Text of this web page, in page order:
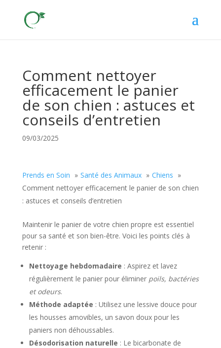
Comment nettoyer
efficacement le panier
de son chien : astuces et
conseils d’entretien
09/03/2025
Prends en Soin Santé des Animaux
Chiens
Comment nettoyer efficacement le panier de son chien
: astuces et conseils d’entretien
Maintenir le panier de votre chien propre est essentiel
pour sa santé et son bien-être. Voici les points clés à
retenir :
Nettoyage hebdomadaire : Aspirez et lavez
régulièrement le panier pour éliminer poils, bactéries
et odeurs.
Méthode adaptée : Utilisez une lessive douce pour
les housses amovibles, un savon doux pour les
paniers non déhoussables.
Désodorisation naturelle : Le bicarbonate de